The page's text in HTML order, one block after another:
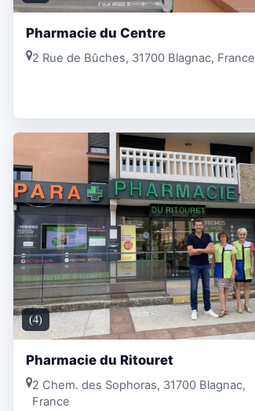
Pharmacie du Centre
2 Rue de Bûches, 31700 Blagnac, France
(4)
Pharmacie du Ritouret
2 Chem. des Sophoras, 31700 Blagnac,
France